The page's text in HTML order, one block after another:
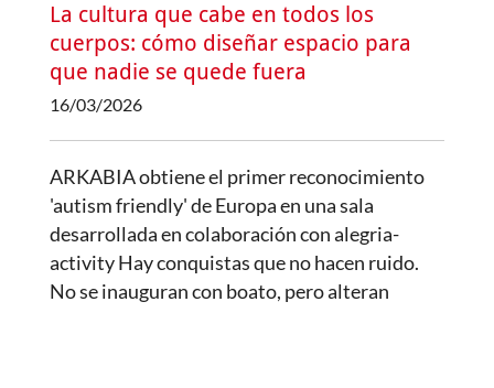
La cultura que cabe en todos los
cuerpos: cómo diseñar espacio para
que nadie se quede fuera
16/03/2026
ARKABIA obtiene el primer reconocimiento
'autism friendly' de Europa en una sala
desarrollada en colaboración con alegria-
activity Hay conquistas que no hacen ruido.
No se inauguran con boato, pero alteran